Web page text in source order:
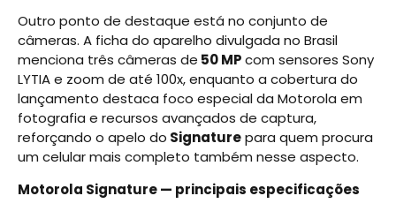
Outro ponto de destaque está no conjunto de
câmeras. A ficha do aparelho divulgada no Brasil
menciona três câmeras de 50 MPcom sensores Sony
LYTIA e zoom de até 100x, enquanto a cobertura do
lançamento destaca foco especial da Motorola em
fotografia e recursos avançados de captura,
reforçando o apelo do Signaturepara quem procura
um celular mais completo também nesse aspecto.
Motorola Signature — principais especificações